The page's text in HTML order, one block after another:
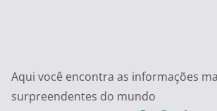
Aqui você encontra as informações
surpreendentes do mundo